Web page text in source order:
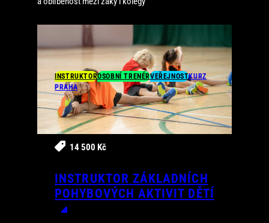
INSTRUKTOR KURZ
OSOBNÍ TRENÉR
PRAHA
VEŘEJNOST
3. 10. 2026 64 h.
14 500 Kč
INSTRUKTOR ZÁKLADNÍCH
POHYBOVÝCH AKTIVIT DĚTÍ